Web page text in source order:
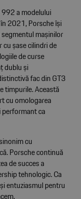
992 a modelului
2021, Porsche își
mașinilor
șase cilindri de
de curse
dublu și
fac din GT3
timpurile. Această
cu omologarea
ca
cu
Porsche continuă
de succes a
tehnologic. Ca
entuziasmul pentru